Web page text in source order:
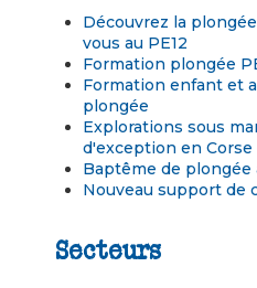
Découvrez la
vous au PE12
Formation plongée
Formation enfant et
plongée
Explorations sous
d'exception en Corse
Baptême de plongée
Nouveau support de
Secteurs